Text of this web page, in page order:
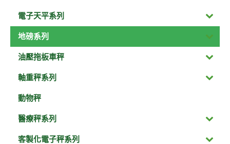
電子天平系列
地磅系列
油壓拖板車秤
軸重秤系列
動物秤
醫療秤系列
客製化電子秤系列